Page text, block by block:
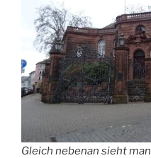
Gleich nebenan sieht